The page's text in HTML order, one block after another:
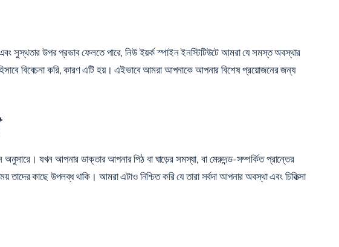
সুস্থতার উপর প্রভাব ফেলতে পারে, নিউ ইয়র্ক স্পাইন ইনস্টিটিউটে আমরা যে সমস্ত অবস্থার
বিবেচনা করি, কারণ এটি হয়। এইভাবে আমরা আপনাকে আপনার বিশেষ প্রয়োজনের জন্য
যখন আপনার ডাক্তার আপনার পিঠ বা ঘাড়ের সমস্যা, বা মেরুদন্ড-সম্পর্কিত প্রান্তের
কাছে উপলব্ধ থাকি। আমরা এটাও নিশ্চিত করি যে তারা সর্বদা আপনার অবস্থা এবং চিকিত্সা